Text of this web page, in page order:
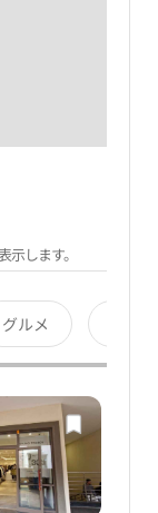
します。
グルメ